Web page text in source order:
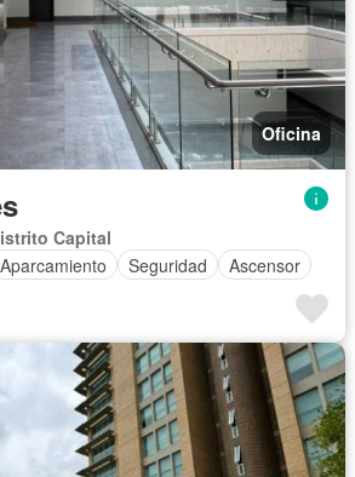
Oficina
Capital
Aparcamiento Seguridad Ascensor